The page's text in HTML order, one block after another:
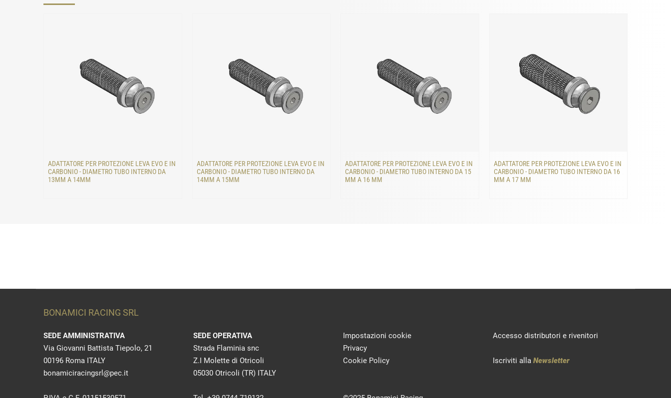
ADATTATORE PER PROTEZIONE LEVA EVO E IN
CARBONIO - DIAMETRO TUBO INTERNO DA
13MM A 14MM
ADATTATORE PER PROTEZIONE LEVA EVO E IN
CARBONIO - DIAMETRO TUBO INTERNO DA
14MM A 15MM
ADATTATORE PER PROTEZIONE LEVA EVO E IN
CARBONIO - DIAMETRO TUBO INTERNO DA 15
MM A 16 MM
ADATTATORE PER PROTEZIONE LEVA EVO E IN
CARBONIO - DIAMETRO TUBO INTERNO DA 16
MM A 17 MM
BONAMICI RACING SRL
SEDE AMMINISTRATIVA
Via Giovanni Battista Tiepolo, 21
00196 Roma ITALY
bonamiciracingsrl@pec.it
SEDE OPERATIVA
Strada Flaminia snc
Z.I Molette di Otricoli
05030 Otricoli (TR) ITALY
Impostazioni cookie
Privacy
Cookie Policy
Accesso distributori e rivenitori
Iscriviti alla Newsletter